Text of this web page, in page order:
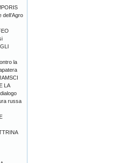
dell’Agro
la
LA
russa